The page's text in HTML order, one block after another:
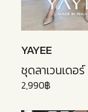
YAYEE
ชุดลาเวนเดอร์
2,990฿